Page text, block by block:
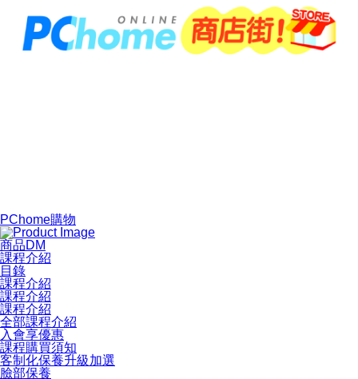
PChome購物
商品DM
課程介紹
目錄
課程介紹
課程介紹
課程介紹
全部課程介紹
入會享優惠
課程購買須知
客制化保養升級加選
臉部保養